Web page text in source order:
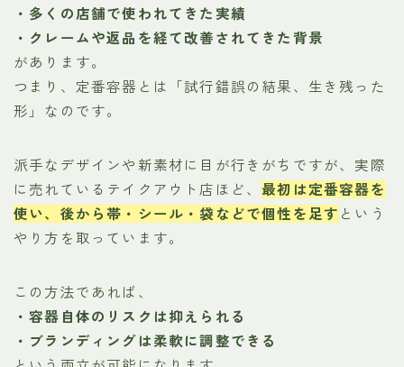
・多くの店舗で使われてきた実績
・クレームや返品を経て改善されてきた背景
があります。
つまり、定番容器とは「試行錯誤の結果、生き残った
形」なのです。
派手なデザインや新素材に目が行きがちですが、実際
に売れているテイクアウト店ほど、最初は定番容器を
使い、後から帯・シール・袋などで個性を足す という
やり方を取っています。
この方法であれば、
・容器自体のリスクは抑えられる
・ブランディングは柔軟に調整できる